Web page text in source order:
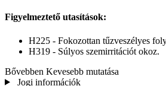
Figyelmeztető utasítások:
H225 - Fokozottan tűzveszélyes
H319 - Súlyos szemirritációt okoz.
Bővebben Kevesebb mutatása
Jogi információk